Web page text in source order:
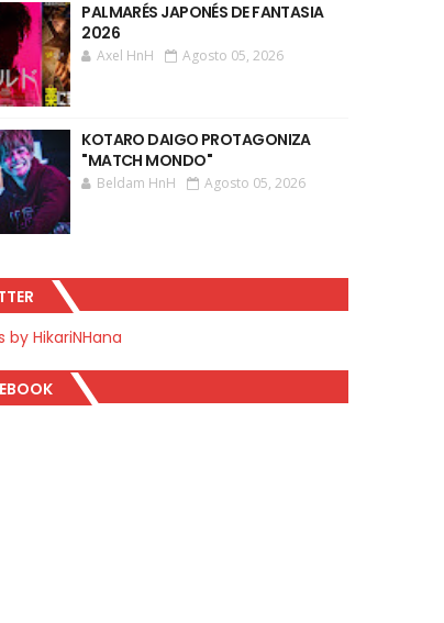
PALMARÉS JAPONÉS DE FANTASIA
2026
Axel HnH Agosto 05, 2026
KOTARO DAIGO PROTAGONIZA
"MATCH MONDO"
Beldam HnH Agosto 05, 2026
by HikariNHana